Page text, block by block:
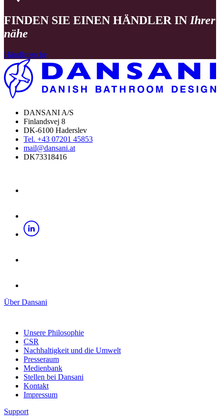
FINDEN SIE EINEN HÄNDLER IN Ihrer
nähe
Händlersuche
DANSANI A/S
Finlandsvej 8
DK-6100 Haderslev
Tel. +43 07201 45853
mail@dansani.at
DK73318416
Über Dansani
Unsere Philosophie
CSR
Nachhaltigkeit und die Umwelt
Presseraum
Medienbank
Stellen bei Dansani
Kontakt
Impressum
Support